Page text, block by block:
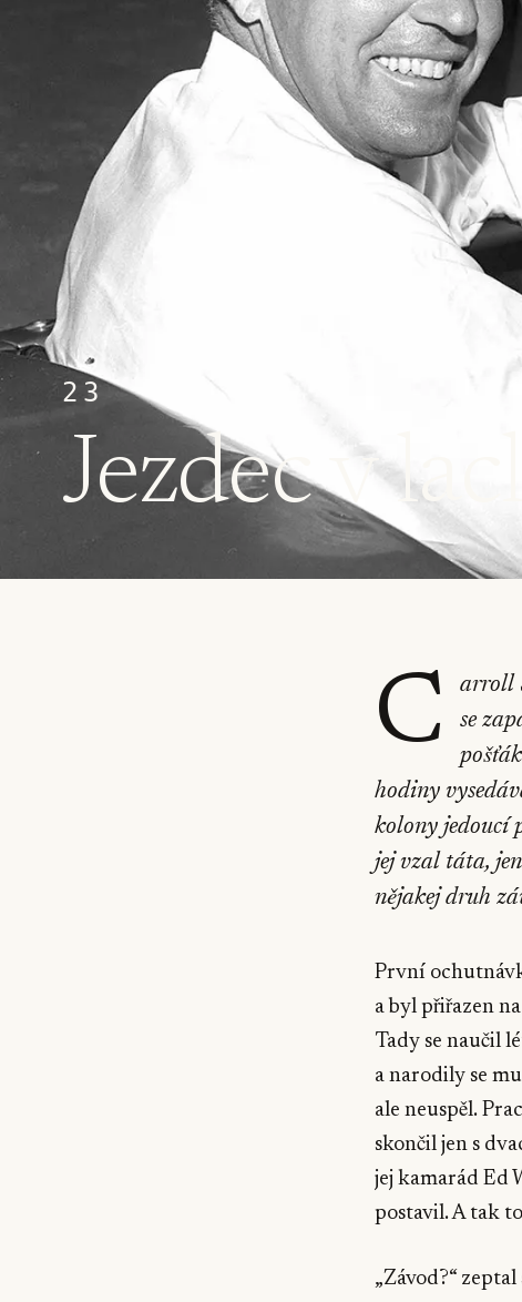
23
Jezdec v
C
arroll
se
hodiny
kolony jedoucí
jej vzal táta,
nějakej druh
První
a byl přiřazen
Tady se naučil
a narodily se
ale neuspěl.
skončil jen s
jej kamarád Ed
postavil. A tak
„Závod?“ zeptal